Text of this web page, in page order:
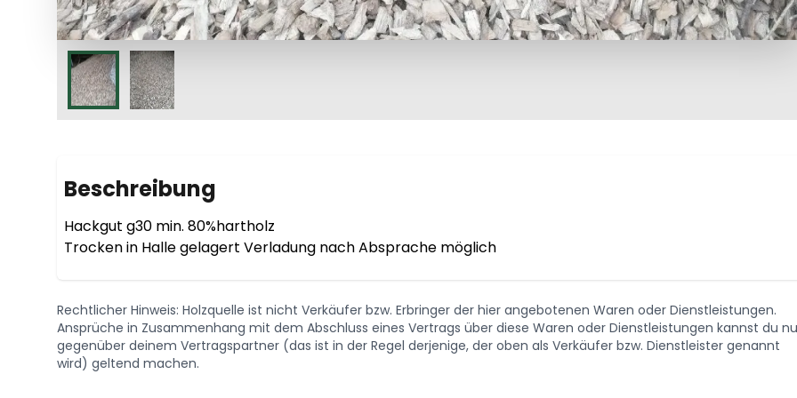
Beschreibung
Hackgut g30 min. 80%hartholz
Trocken in Halle gelagert Verladung nach Absprache möglich
Rechtlicher Hinweis: Holzquelle ist nicht Verkäufer bzw. Erbringer der hier angebotenen Waren oder Dienstleistungen.
Ansprüche in Zusammenhang mit dem Abschluss eines Vertrags über diese Waren oder Dienstleistungen kannst du
gegenüber deinem Vertragspartner (das ist in der Regel derjenige, der oben als Verkäufer bzw. Dienstleister genannt
wird) geltend machen.